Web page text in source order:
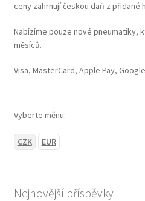
ceny zahrnují českou daň z přidané
Nabízíme pouze nové pneumatiky,
měsíců.
Visa, MasterCard, Apple Pay,
Vyberte měnu:
CZK EUR
Nejnovější příspěvky